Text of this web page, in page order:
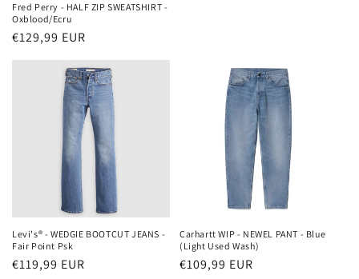
Fred Perry - HALF ZIP SWEATSHIRT -
Oxblood/Ecru
Normaler
€129,99 EUR
Levi's® - WEDGIE BOOTCUT JEANS -
Fair Point Psk
Normaler
€119,99 EUR
Carhartt WIP - NEWEL PANT - Blue
(Light Used Wash)
Normaler
€109,99 EUR